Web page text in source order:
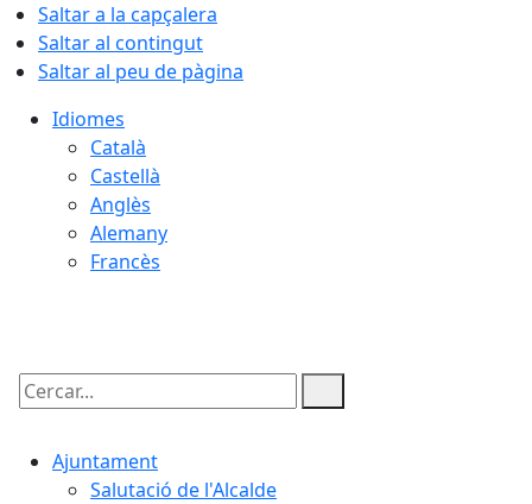
Saltar a la capçalera
Saltar al contingut
Saltar al peu de pàgina
Idiomes
Català
Castellà
Anglès
Alemany
Francès
Cercar:
Ajuntament
Salutació de l'Alcalde